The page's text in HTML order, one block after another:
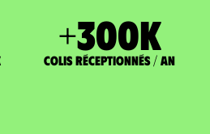
+300K
Colis réceptionnés / an